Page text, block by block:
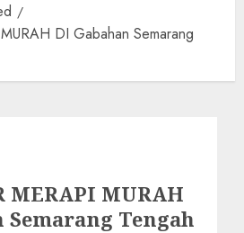
DI Gabahan Semarang
MERAPI MURAH
Semarang Tengah